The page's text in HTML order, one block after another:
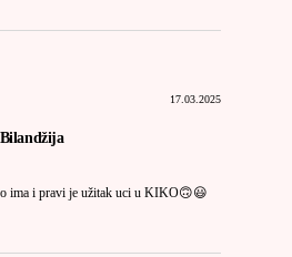
17.03.2025
ima i pravi je užitak uci u KIKO🙃😃